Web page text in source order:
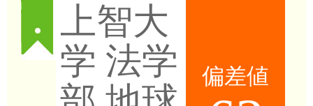
上智大
学 法学
偏差値